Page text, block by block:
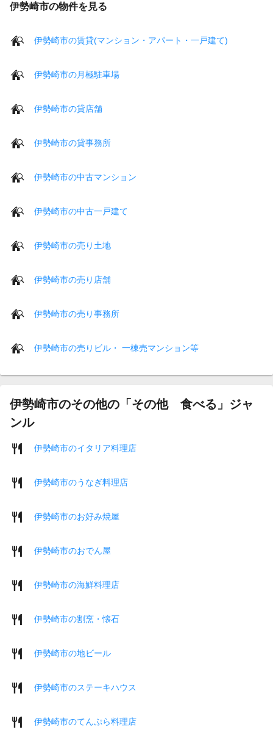
伊勢崎市の物件を見る
伊勢崎市の賃貸(マンション・アパート・一戸建て)
伊勢崎市の月極駐車場
伊勢崎市の貸店舗
伊勢崎市の貸事務所
伊勢崎市の中古マンション
伊勢崎市の中古一戸建て
伊勢崎市の売り土地
伊勢崎市の売り店舗
伊勢崎市の売り事務所
伊勢崎市の売りビル・ 一棟売マンション等
伊勢崎市のその他の「その他 食べる」ジャ
ンル
伊勢崎市のイタリア料理店
伊勢崎市のうなぎ料理店
伊勢崎市のお好み焼屋
伊勢崎市のおでん屋
伊勢崎市の海鮮料理店
伊勢崎市の割烹・懐石
伊勢崎市の地ビール
伊勢崎市のステーキハウス
伊勢崎市のてんぷら料理店